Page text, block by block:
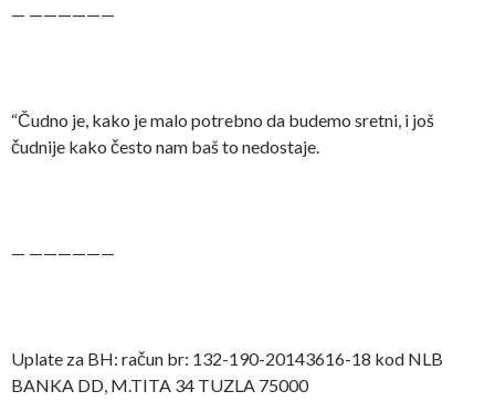
— ——————
“Čudno je, kako je malo potrebno da budemo sretni, i još
čudnije kako često nam baš to nedostaje.
— ——————
Uplate za BH: račun br: 132-190-20143616-18 kod NLB
BANKA DD, M.TITA 34 TUZLA 75000